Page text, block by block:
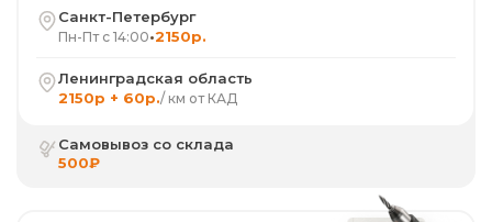
Санкт-Петербург
Пн-Пт с 14:00•2150р.
Ленинградская область
2150р + 60р./ км от КАД
Самовывоз со склада
500₽